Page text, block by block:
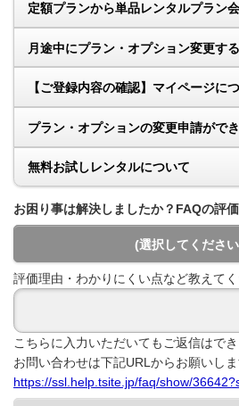
定額プランから単品レンタルプラン
月途中にプラン・オプション変更す
【ご登録内容の確認】マイページに
プラン・オプションの変更申請がで
無料お試しレンタルについて
お困り事は解決しましたか？FAQの評価
(選択してくださ
評価理由・わかりにくい点など教えてく
こちらに入力いただいてもご返信はでき
お問い合わせは下記URLからお願いしま
https://ssl.help.tsite.jp/faq/show/